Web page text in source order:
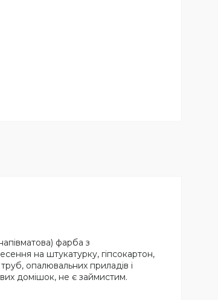
фарба з
на штукатурку, гіпсокартон,
опалювальних приладів і
домішок, не є займистим.